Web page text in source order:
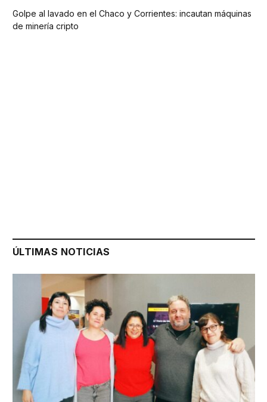
Golpe al lavado en el Chaco y Corrientes: incautan máquinas
de minería cripto
ÚLTIMAS NOTICIAS